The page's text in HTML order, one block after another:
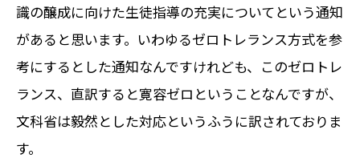
識の醸成に向けた生徒指導の充実についてという通知
があると思います。いわゆるゼロトレランス方式を参
考にするとした通知なんですけれども、このゼロトレ
ランス、直訳すると寛容ゼロということなんですが、
文科省は毅然とした対応というふうに訳されておりま
す。